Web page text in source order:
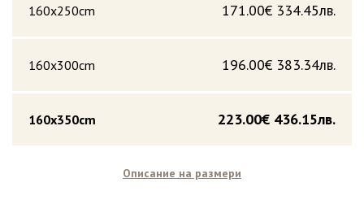
160x250cm 334.45лв.
171.00€
160x300cm 383.34лв.
196.00€
160x350cm 436.15лв.
223.00€
Описание на размери